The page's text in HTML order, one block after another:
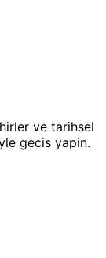
ve tarihsel
gecis yapin.